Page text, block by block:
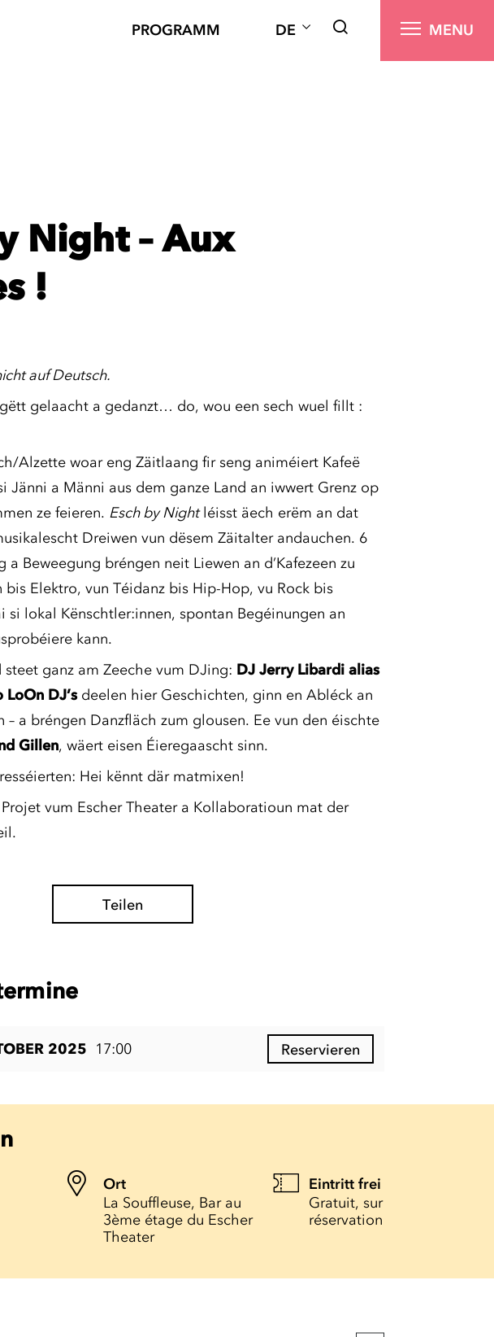
PROGRAMM DE MENU
Night – Aux
!
auf Deutsch.
gelaacht a gedanzt… do, wou een sech wuel fillt :
Alzette woar eng Zäitlaang fir seng animéiert Kafeë
Jänni a Männi aus dem ganze Land an iwwert Grenz op
ze feieren. Esch by Nightléisst äech erëm an dat
Dreiwen vun dësem Zäitalter andauchen. 6
a Beweegung bréngen neit Liewen an d’Kafezeen zu
bis Elektro, vun Téidanz bis Hip-Hop, vu Rock bis
si lokal Kënschtler:innen, spontan Begéinungen an
kann.
ganz am Zeeche vum DJing: DJ Jerry Libardi alias
LoOn DJ’sdeelen hier Geschichten, ginn en Abléck an
– a bréngen Danzfläch zum glousen. Ee vun den éischte
Gillen, wäert eisen Éieregaascht sinn.
Hei kënnt där matmixen!
vum Escher Theater a Kollaboratioun mat der
Teilen
2025 17:00 Reservieren
Ort
La Souffleuse, Bar au
3ème étage du Escher
Theater
Eintritt frei
Gratuit, sur
réservation